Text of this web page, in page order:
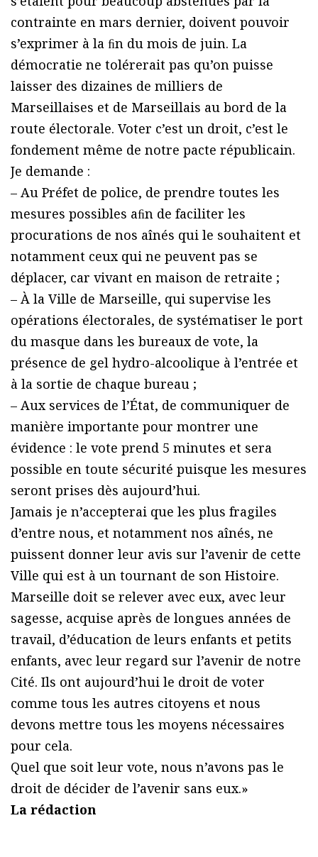
contrainte en mars dernier, doivent pouvoir
s’exprimer à la ﬁn du mois de juin. La
démocratie ne tolérerait pas qu’on puisse
laisser des dizaines de milliers de
Marseillaises et de Marseillais au bord de la
route électorale. Voter c’est un droit, c’est le
fondement même de notre pacte républicain.
Je demande :
– Au Préfet de police, de prendre toutes les
mesures possibles aﬁn de faciliter les
procurations de nos aînés qui le souhaitent et
notamment ceux qui ne peuvent pas se
déplacer, car vivant en maison de retraite ;
– À la Ville de Marseille, qui supervise les
opérations électorales, de systématiser le port
du masque dans les bureaux de vote, la
présence de gel hydro-alcoolique à l’entrée et
à la sortie de chaque bureau ;
– Aux services de l’État, de communiquer de
manière importante pour montrer une
évidence : le vote prend 5 minutes et sera
possible en toute sécurité puisque les mesures
seront prises dès aujourd’hui.
Jamais je n’accepterai que les plus fragiles
d’entre nous, et notamment nos aînés, ne
puissent donner leur avis sur l’avenir de cette
Ville qui est à un tournant de son Histoire.
Marseille doit se relever avec eux, avec leur
sagesse, acquise après de longues années de
travail, d’éducation de leurs enfants et petits
enfants, avec leur regard sur l’avenir de notre
Cité. Ils ont aujourd’hui le droit de voter
comme tous les autres citoyens et nous
devons mettre tous les moyens nécessaires
pour cela.
Quel que soit leur vote, nous n’avons pas le
droit de décider de l’avenir sans eux.»
La rédaction